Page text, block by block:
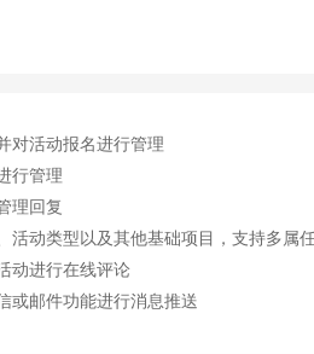
对活动报名进行管理
行管理
理回复
活动类型以及其他基础项目，支持多属
动进行在线评论
或邮件功能进行消息推送